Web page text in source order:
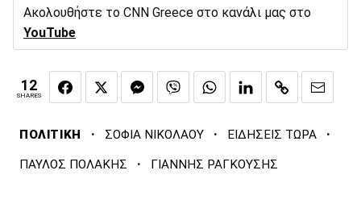
Ακολουθήστε το CNN Greece στο κανάλι μας στο
YouTube
12
SHARES
ΠΟΛΙΤΙΚΗ · ΣΟΦΙΑ ΝΙΚΟΛΑΟΥ · ΕΙΔΗΣΕΙΣ ΤΩΡΑ ·
ΠΑΥΛΟΣ ΠΟΛΑΚΗΣ · ΓΙΑΝΝΗΣ ΡΑΓΚΟΥΣΗΣ